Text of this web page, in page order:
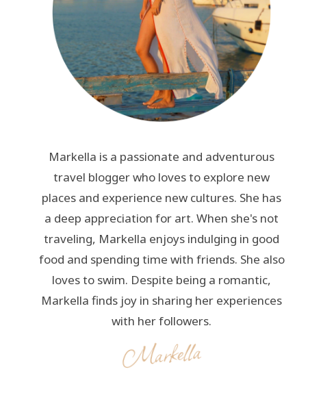
Markella is a passionate and adventurous
travel blogger who loves to explore new
places and experience new cultures. She has
a deep appreciation for art. When she's not
traveling, Markella enjoys indulging in good
food and spending time with friends. She also
loves to swim. Despite being a romantic,
Markella finds joy in sharing her experiences
with her followers.